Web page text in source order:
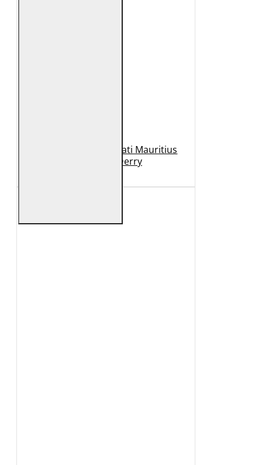
Geaca de Piele Barbati Mauritius
Neagra GBDerry